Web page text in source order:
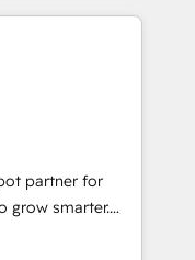
🏆2014 HubSpot
Marketplace
to deliver
Onboarding for
Hubs • AI voice
and smart
•
• Website
integration: SAP,
•
partner for
grow smarter.
from